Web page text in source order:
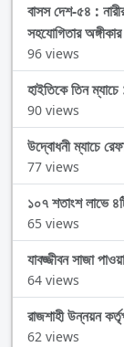
বাসস দেশ-৫৪ :
সহযোগিতার অঙ্গীকার
96 views
হাইতিকে তিন
90 views
উদ্বোধনী ম্যাচে
77 views
১০৭ শতাংশ লাভে
65 views
যাবজ্জীবন সাজা
64 views
রাজশাহী উন্নয়ন
62 views